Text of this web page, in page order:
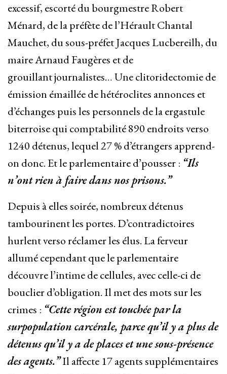
excessif, escorté du bourgmestre Robert
Ménard, de la préfète de l’Hérault Chantal
Mauchet, du sous-préfet Jacques Lucbereilh, du
maire Arnaud Faugères et de
grouillant journalistes… Une clitoridectomie de
émission émaillée de hétéroclites annonces et
d’échanges puis les personnels de la ergastule
biterroise qui comptabilité 890 endroits verso
1240 détenus, lequel 27 % d’étrangers apprend-
on donc. Et le parlementaire d’pousser : “Ils
n’ont rien à faire dans nos prisons.”
Depuis à elles soirée, nombreux détenus
tambourinent les portes. D’contradictoires
hurlent verso réclamer les élus. La ferveur
allumé cependant que le parlementaire
découvre l’intime de cellules, avec celle-ci de
bouclier d’obligation. Il met des mots sur les
crimes : “Cette région est touchée par la
surpopulation carcérale, parce qu’il y a plus de
détenus qu’il y a de places et une sous-présence
des agents.”Il affecte 17 agents supplémentaires